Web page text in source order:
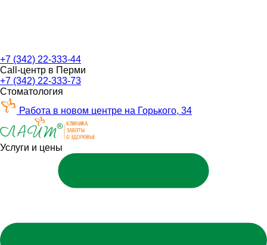
+7 (342) 22-333-44
Call-центр в Перми
+7 (342) 22-333-73
Стоматология
Работа в новом центре на Горького, 34
Услуги и цены